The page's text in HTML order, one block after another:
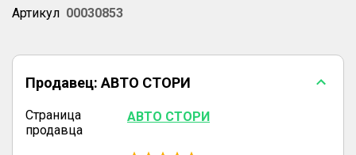
Артикул 00030853
Продавец: АВТО СТОРИ
Страница
продавца
АВТО СТОРИ